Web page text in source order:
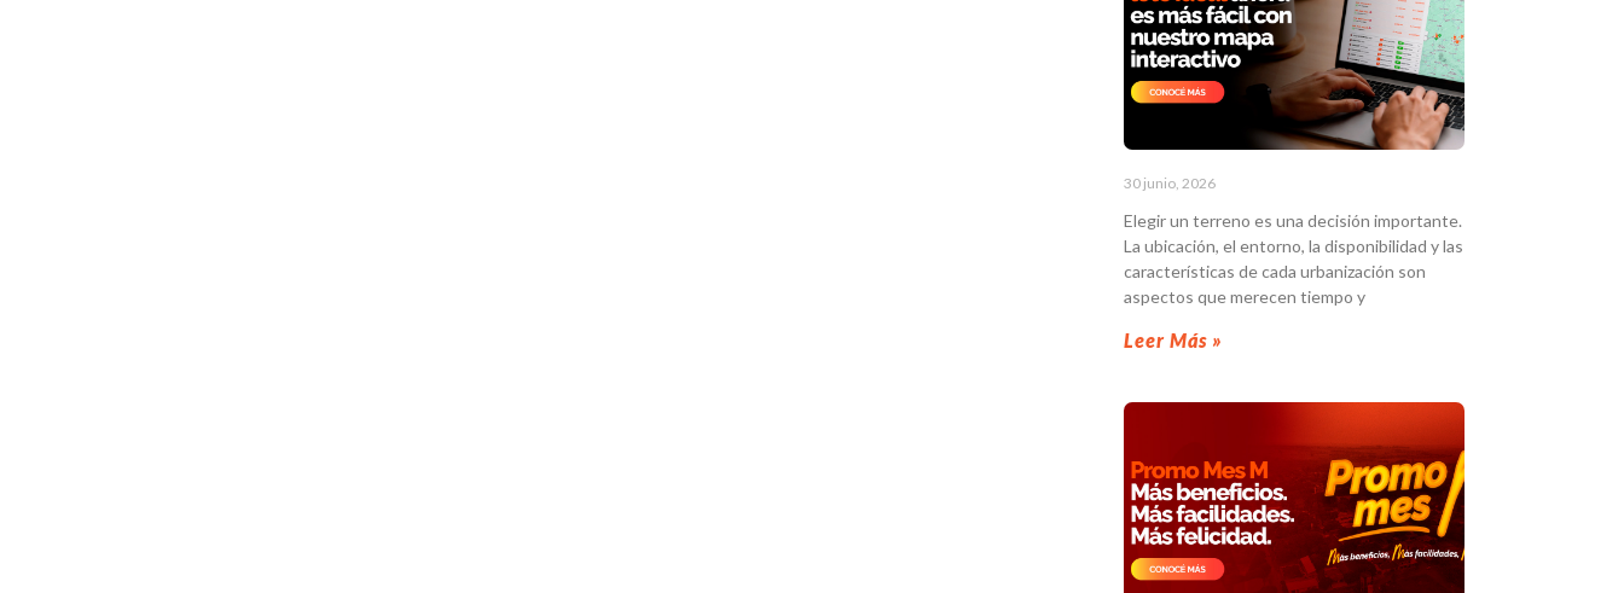
30 junio, 2026
Elegir un terreno es una decisión importante.
La ubicación, el entorno, la disponibilidad y las
características de cada urbanización son
aspectos que merecen tiempo y
Leer Más »